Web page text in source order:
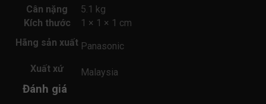
Cân nặng
5.1 kg
Kích thước
1 × 1 × 1 cm
Hãng sản xuất Panasonic
Xuất xứ
Malaysia
Đánh giá